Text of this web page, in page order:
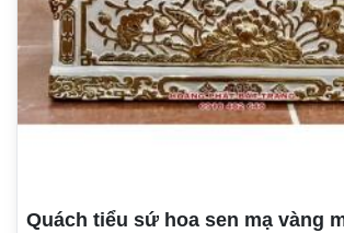
Quách tiểu sứ hoa sen mạ vàng